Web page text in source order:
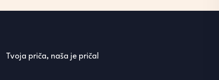
Tvoja priča, naša je priča!